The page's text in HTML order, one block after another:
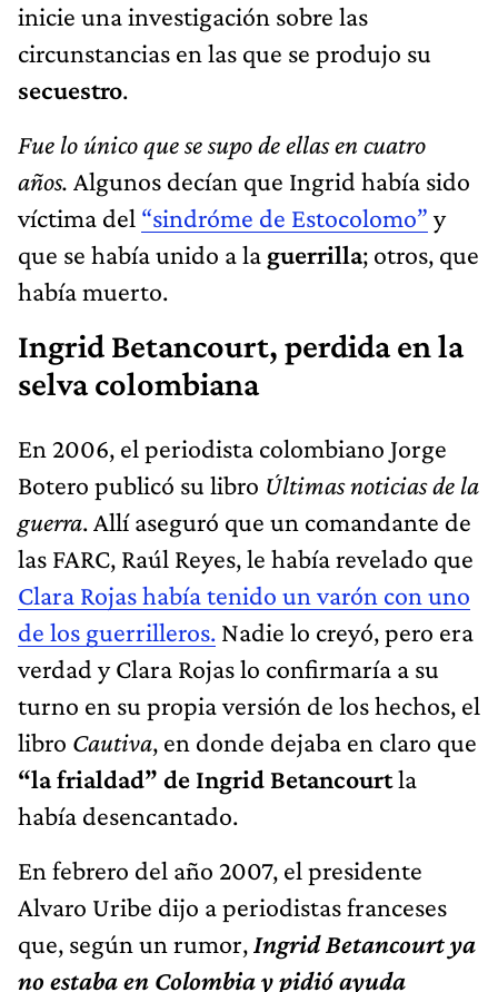
inicie una investigación sobre las
circunstancias en las que se produjo su
secuestro.
Fue lo único que se supo de ellas en cuatro
años. Algunos decían que Ingrid había sido
víctima del “sindróme de Estocolomo” y
que se había unido a la guerrilla; otros, que
había muerto.
Ingrid Betancourt, perdida en la
selva colombiana
En 2006, el periodista colombiano Jorge
Botero publicó su libro Últimas noticias de la
guerra. Allí aseguró que un comandante de
las FARC, Raúl Reyes, le había revelado que
Clara Rojas había tenido un varón con uno
de los guerrilleros. Nadie lo creyó, pero era
verdad y Clara Rojas lo confirmaría a su
turno en su propia versión de los hechos, el
libro Cautiva, en donde dejaba en claro que
“la frialdad” de Ingrid Betancourtla
había desencantado.
En febrero del año 2007, el presidente
Alvaro Uribe dijo a periodistas franceses
que, según un rumor,Ingrid Betancourt ya
no estaba en Colombia y pidió ayuda